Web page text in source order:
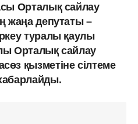
Орталық сайлау
жаңа депутаты –
туралы қаулы
Орталық сайлау
қызметіне сілтеме